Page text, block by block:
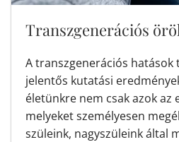
Transzgenerációs
A transzgenerációs hatások
jelentős kutatási
életünkre nem csak azok az
melyeket személyesen
szüleink, nagyszüleink által